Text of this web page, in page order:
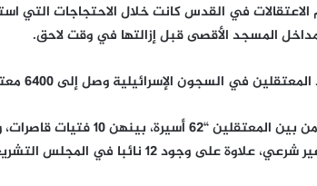
في القدس كانت خلال الاحتجاجات التي
المسجد الأقصى قبل إزالتها في وقت لاحق.
في السجون الإسرائيلية وصل إلى 6400 معتقل.
وجود 12 نائبا في المجلس التشريعي قيد الاعتقال”.